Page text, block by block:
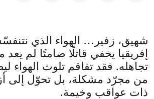
شهيق، زفير… الهواء الذي
إفريقيا يخفي قاتلًا صامتًا لم
تجاهله. فقد تفاقم تلوث الهواء
من مجرّد مشكلة، بل تحوّل إلى
ذات عواقب وخيمة.